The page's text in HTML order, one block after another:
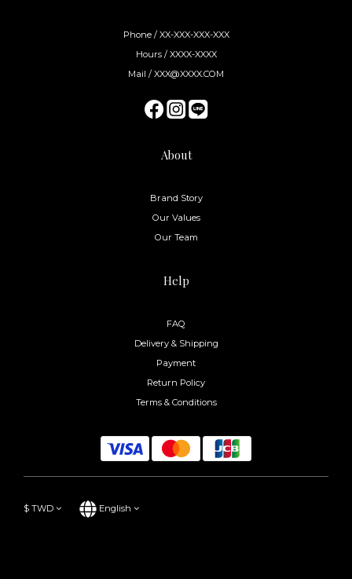
Phone / XX-XXX-XXX-XXX
Hours / XXXX-XXXX
Mail / XXX@XXXX.COM
About
Brand Story
Our Values
Our Team
Help
FAQ
Delivery & Shipping
Payment
Return Policy
Terms & Conditions
$ TWD English